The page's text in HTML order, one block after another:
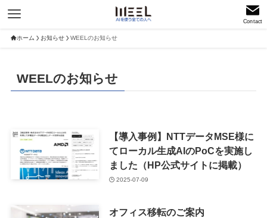
Contact
ホーム お知らせ WEELのお知らせ
WEELのお知らせ
【導入事例】NTTデータMSE様に
てローカル生成AIのPoCを実施し
ました（HP公式サイトに掲載）
2025-07-09
オフィス移転のご案内